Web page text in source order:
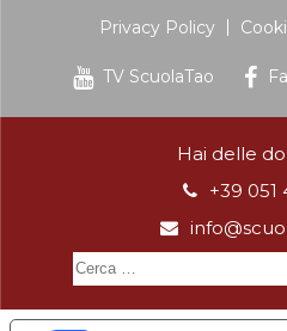
Privacy Policy
TV ScuolaTao
Hai delle
+39 051